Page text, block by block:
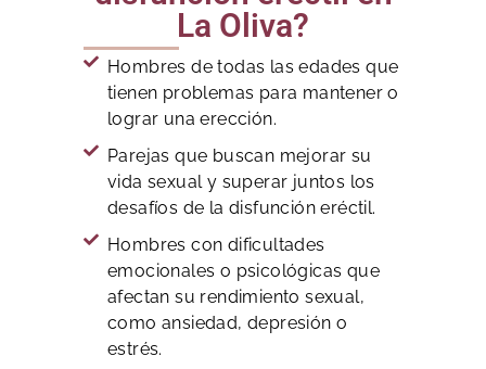
La Oliva?
Hombres de todas las edades que
tienen problemas para mantener o
lograr una erección.
Parejas que buscan mejorar su
vida sexual y superar juntos los
desafíos de la disfunción eréctil.
Hombres con dificultades
emocionales o psicológicas que
afectan su rendimiento sexual,
como ansiedad, depresión o
estrés.